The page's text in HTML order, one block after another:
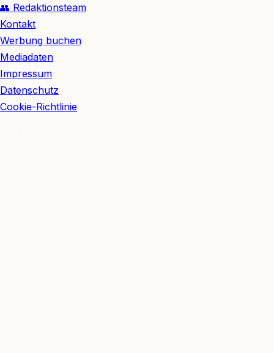
👥 Redaktionsteam
Kontakt
Werbung buchen
Mediadaten
Impressum
Datenschutz
Cookie-Richtlinie